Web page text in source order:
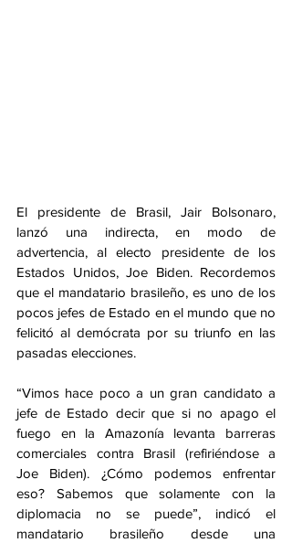
El presidente de Brasil, Jair Bolsonaro,
lanzó una indirecta, en modo de
advertencia, al electo presidente de los
Estados Unidos, Joe Biden. Recordemos
que el mandatario brasileño, es uno de los
pocos jefes de Estado en el mundo que no
felicitó al demócrata por su triunfo en las
pasadas elecciones.
“Vimos hace poco a un gran candidato a
jefe de Estado decir que si no apago el
fuego en la Amazonía levanta barreras
comerciales contra Brasil (refiriéndose a
Joe Biden). ¿Cómo podemos enfrentar
eso? Sabemos que solamente con la
diplomacia no se puede”, indicó el
mandatario brasileño desde una